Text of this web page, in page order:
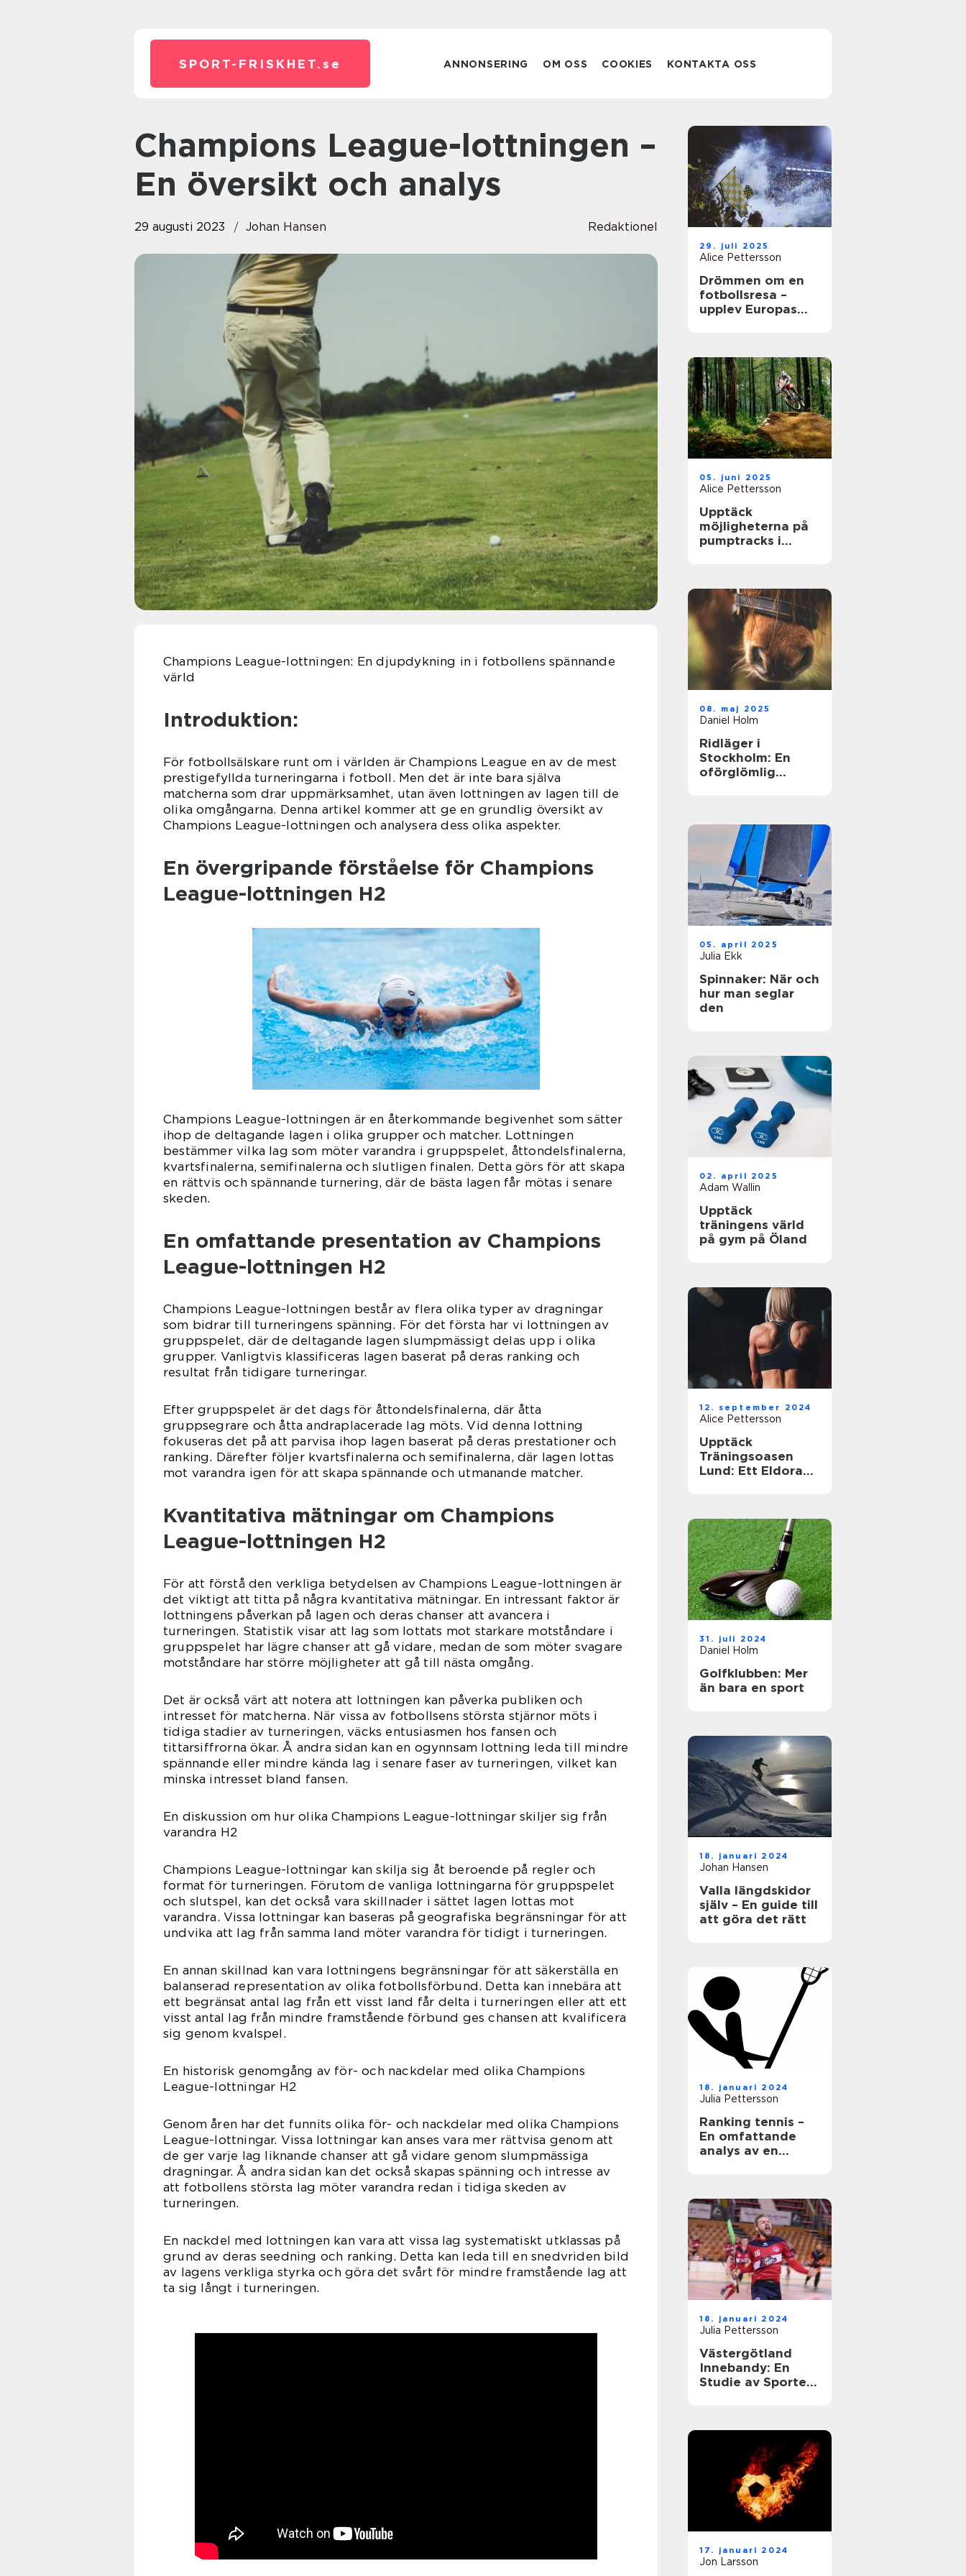
SPORT-FRISKHET. se ANNONSERING OM OSS COOKIES KONTAKTA OSS
Champions League-lottningen –
En översikt och analys
29 augusti 2023 Johan Hansen Redaktionel
Champions League-lottningen: En djupdykning in i fotbollens spännande
värld
Introduktion:
För fotbollsälskare runt om i världen är Champions League en av de mest
prestigefyllda turneringarna i fotboll. Men det är inte bara själva
matcherna som drar uppmärksamhet, utan även lottningen av lagen till de
olika omgångarna. Denna artikel kommer att ge en grundlig översikt av
Champions League-lottningen och analysera dess olika aspekter.
En övergripande förståelse för Champions
League-lottningen H2
Champions League-lottningen är en återkommande begivenhet som sätter
ihop de deltagande lagen i olika grupper och matcher. Lottningen
bestämmer vilka lag som möter varandra i gruppspelet, åttondelsfinalerna,
kvartsfinalerna, semifinalerna och slutligen finalen. Detta görs för att skapa
en rättvis och spännande turnering, där de bästa lagen får mötas i senare
skeden.
En omfattande presentation av Champions
League-lottningen H2
Champions League-lottningen består av flera olika typer av dragningar
som bidrar till turneringens spänning. För det första har vi lottningen av
gruppspelet, där de deltagande lagen slumpmässigt delas upp i olika
grupper. Vanligtvis klassificeras lagen baserat på deras ranking och
resultat från tidigare turneringar.
Efter gruppspelet är det dags för åttondelsfinalerna, där åtta
gruppsegrare och åtta andraplacerade lag möts. Vid denna lottning
fokuseras det på att parvisa ihop lagen baserat på deras prestationer och
ranking. Därefter följer kvartsfinalerna och semifinalerna, där lagen lottas
mot varandra igen för att skapa spännande och utmanande matcher.
Kvantitativa mätningar om Champions
League-lottningen H2
För att förstå den verkliga betydelsen av Champions League-lottningen är
det viktigt att titta på några kvantitativa mätningar. En intressant faktor är
lottningens påverkan på lagen och deras chanser att avancera i
turneringen. Statistik visar att lag som lottats mot starkare motståndare i
gruppspelet har lägre chanser att gå vidare, medan de som möter svagare
motståndare har större möjligheter att gå till nästa omgång.
Det är också värt att notera att lottningen kan påverka publiken och
intresset för matcherna. När vissa av fotbollsens största stjärnor möts i
tidiga stadier av turneringen, väcks entusiasmen hos fansen och
tittarsiffrorna ökar. Å andra sidan kan en ogynnsam lottning leda till mindre
spännande eller mindre kända lag i senare faser av turneringen, vilket kan
minska intresset bland fansen.
En diskussion om hur olika Champions League-lottningar skiljer sig från
varandra H2
Champions League-lottningar kan skilja sig åt beroende på regler och
format för turneringen. Förutom de vanliga lottningarna för gruppspelet
och slutspel, kan det också vara skillnader i sättet lagen lottas mot
varandra. Vissa lottningar kan baseras på geografiska begränsningar för att
undvika att lag från samma land möter varandra för tidigt i turneringen.
En annan skillnad kan vara lottningens begränsningar för att säkerställa en
balanserad representation av olika fotbollsförbund. Detta kan innebära att
ett begränsat antal lag från ett visst land får delta i turneringen eller att ett
visst antal lag från mindre framstående förbund ges chansen att kvalificera
sig genom kvalspel.
En historisk genomgång av för- och nackdelar med olika Champions
League-lottningar H2
Genom åren har det funnits olika för- och nackdelar med olika Champions
League-lottningar. Vissa lottningar kan anses vara mer rättvisa genom att
de ger varje lag liknande chanser att gå vidare genom slumpmässiga
dragningar. Å andra sidan kan det också skapas spänning och intresse av
att fotbollens största lag möter varandra redan i tidiga skeden av
turneringen.
En nackdel med lottningen kan vara att vissa lag systematiskt utklassas på
grund av deras seedning och ranking. Detta kan leda till en snedvriden bild
av lagens verkliga styrka och göra det svårt för mindre framstående lag att
ta sig långt i turneringen.
29. juli 2025
Alice Pettersson
Drömmen om en
fotbollsresa –
upplev Europas
05. juni 2025
Alice Pettersson
Upptäck
möjligheterna på
pumptracks i
08. maj 2025
Daniel Holm
Ridläger i
Stockholm: En
oförglömlig
05. april 2025
Julia Ekk
Spinnaker: När och
hur man seglar
den
02. april 2025
Adam Wallin
Upptäck
träningens värld
på gym på Öland
12. september 2024
Alice Pettersson
Upptäck
Träningsoasen
Lund: Ett Eldorado
31. juli 2024
Daniel Holm
Golfklubben: Mer
än bara en sport
18. januari 2024
Johan Hansen
Valla längdskidor
själv – En guide till
att göra det rätt
18. januari 2024
Julia Pettersson
Ranking tennis –
En omfattande
analys av en
18. januari 2024
Julia Pettersson
Västergötland
Innebandy: En
Studie av Sporten
17. januari 2024
Jon Larsson